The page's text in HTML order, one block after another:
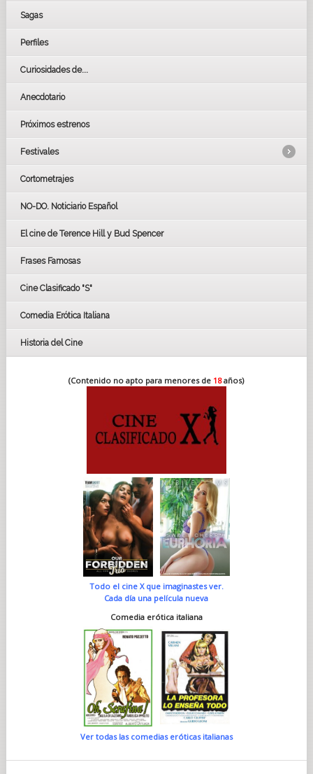
Sagas
Perfiles
Curiosidades de...
Anecdotario
Próximos estrenos
Festivales
LOS OSCARS
GOYAS
BAFTA
Cortometrajes
NO-DO. Noticiario Español
El cine de Terence Hill y Bud Spencer
Frases Famosas
Cine Clasificado "S"
Comedia Erótica Italiana
Historia del Cine
(Contenido no apto para menores de 18años)
Todo el cine X que imaginastes ver.
Cada día una película nueva
Comedia erótica italiana
Ver todas las comedias eróticas italianas